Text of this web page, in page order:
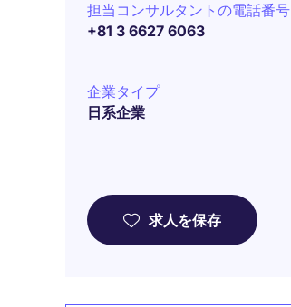
担当コンサルタントの電話番号
+81 3 6627 6063
企業タイプ
日系企業
求人を保存